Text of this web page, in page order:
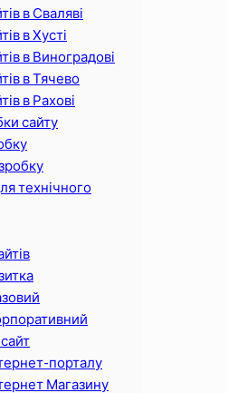
в Сваляві
в Хусті
в Виноградові
в Тячево
в Рахові
сайту
технічного
порталу
Магазину